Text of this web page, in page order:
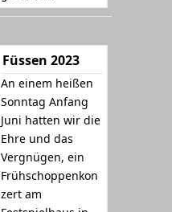
Füssen 2023
An einem heißen
Sonntag Anfang
Juni hatten wir die
Ehre und das
Vergnügen, ein
Frühschoppenkon
zert am